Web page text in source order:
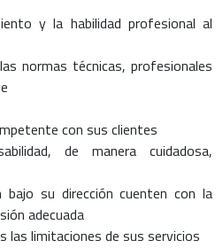
y la habilidad profesional al
normas técnicas, profesionales
con sus clientes
de manera cuidadosa,
bajo su dirección cuenten con la
adecuada
las limitaciones de sus servicios